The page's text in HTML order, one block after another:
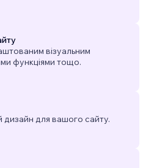
візуальним
функціями тощо.
для вашого сайту.